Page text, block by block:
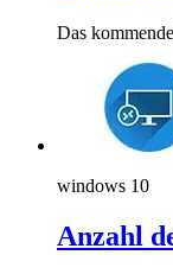
Das
windows 10
Anzahl